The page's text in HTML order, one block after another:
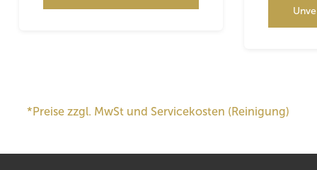
*Preise zzgl. MwSt und Servicekosten (Reinigung)